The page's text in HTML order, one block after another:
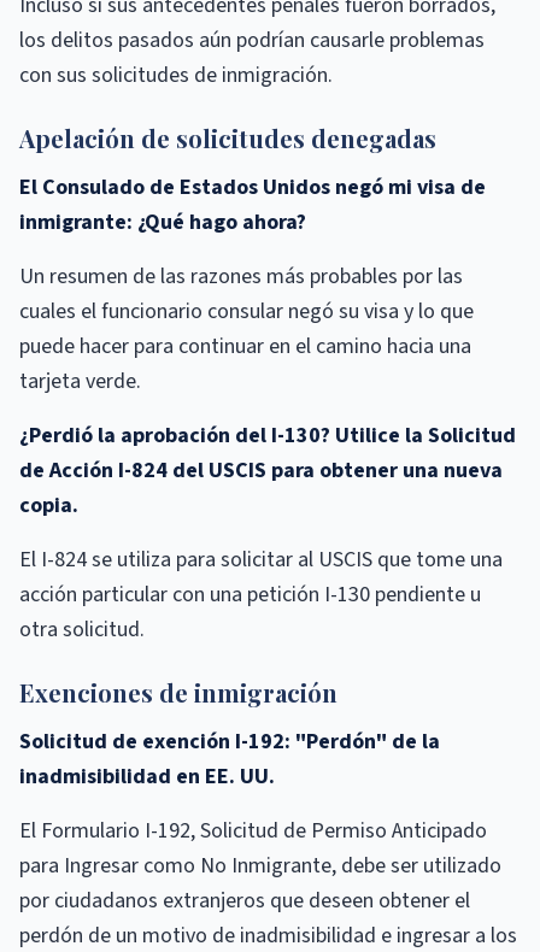
los delitos pasados ​​aún podrían causarle problemas
con sus solicitudes de inmigración.
Apelación de solicitudes denegadas
El Consulado de Estados Unidos negó mi visa de
inmigrante: ¿Qué hago ahora?
Un resumen de las razones más probables por las
cuales el funcionario consular negó su visa y lo que
puede hacer para continuar en el camino hacia una
tarjeta verde.
¿Perdió la aprobación del I-130? Utilice la Solicitud
de Acción I-824 del USCIS para obtener una nueva
copia.
El I-824 se utiliza para solicitar al USCIS que tome una
acción particular con una petición I-130 pendiente u
otra solicitud.
Exenciones de inmigración
Solicitud de exención I-192: "Perdón" de la
inadmisibilidad en EE. UU.
El Formulario I-192, Solicitud de Permiso Anticipado
para Ingresar como No Inmigrante, debe ser utilizado
por ciudadanos extranjeros que deseen obtener el
perdón de un motivo de inadmisibilidad e ingresar a los